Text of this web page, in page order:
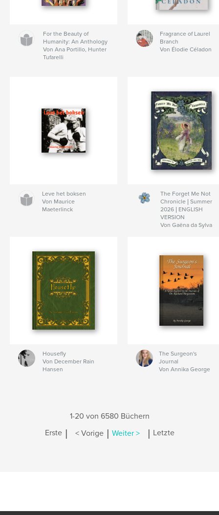
For the Beauty of
Humanity: An Anthology
Von Ana Portillo, Hunter
Tufarelli
Fragrance of Laurel
Branch
Von Élodie Céladon
Leve het boksen
Von Maurice
Maeterlinck
The Forget Me Not
Chronicle | Summer
2026 | ENGLISH
VERSION
Von Gaëna da Sylva
Housefly
Von December Rain
Hansen
The Surgeon's
Journal
Von Annika George
1-20 von 6580 Büchern
Erste | < Vorige | Weiter > | Letzte